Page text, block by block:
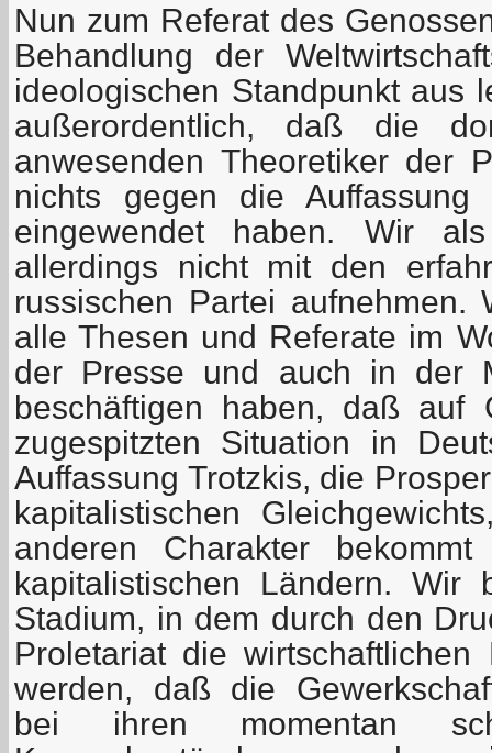
Nun zum Referat des
Behandlung der
ideologischen Standpunkt aus
außerordentlich, daß die
anwesenden Theoretiker der
nichts gegen die Auffassung
eingewendet haben. Wir
allerdings nicht mit den
russischen Partei aufnehmen.
alle Thesen und Referate im
der Presse und auch in der
beschäftigen haben, daß auf
zugespitzten Situation in
Auffassung Trotzkis, die
kapitalistischen
anderen Charakter
kapitalistischen Ländern.
Stadium, in dem durch den
Proletariat die
werden, daß die
bei ihren momentan